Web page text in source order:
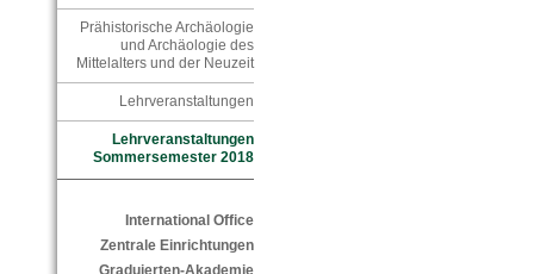
Prähistorische Archäologie
und Archäologie des
Mittelalters und der Neuzeit
Lehrveranstaltungen
Lehrveranstaltungen
Sommersemester 2018
International Office
Zentrale Einrichtungen